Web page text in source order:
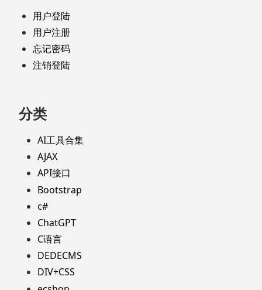
用户登陆
用户注册
忘记密码
注销登陆
分类
AI工具合集
AJAX
API接口
Bootstrap
c#
ChatGPT
C语言
DEDECMS
DIV+CSS